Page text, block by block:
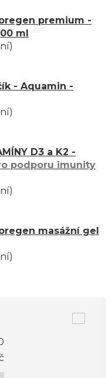
premium -
ml
- Aquamin -
D3 a K2 -
podporu imunity
masážní gel